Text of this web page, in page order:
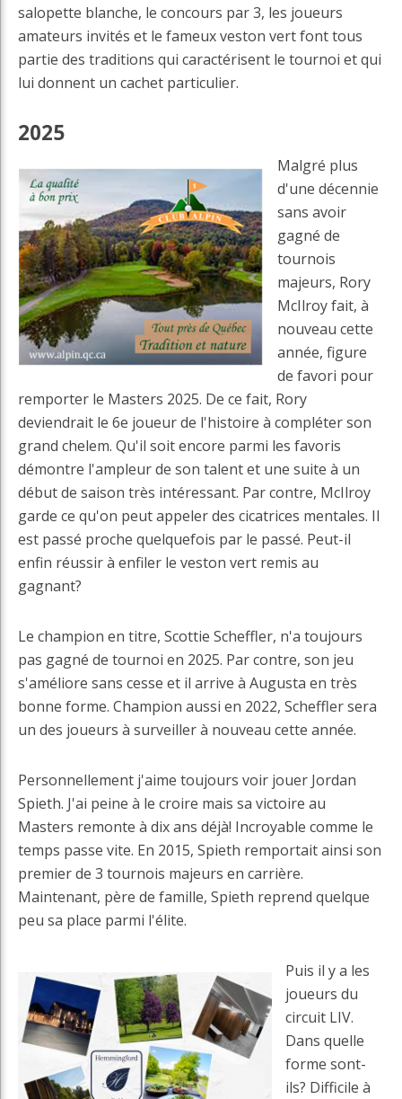
salopette blanche, le concours par 3, les joueurs
amateurs invités et le fameux veston vert font tous
partie des traditions qui caractérisent le tournoi et qui
lui donnent un cachet particulier.
2025
Malgré plus
d'une décennie
sans avoir
gagné de
tournois
majeurs, Rory
McIlroy fait, à
nouveau cette
année, figure
de favori pour
remporter le Masters 2025. De ce fait, Rory
deviendrait le 6e joueur de l'histoire à compléter son
grand chelem. Qu'il soit encore parmi les favoris
démontre l'ampleur de son talent et une suite à un
début de saison très intéressant. Par contre, McIlroy
garde ce qu'on peut appeler des cicatrices mentales. Il
est passé proche quelquefois par le passé. Peut-il
enfin réussir à enfiler le veston vert remis au
gagnant?
Le champion en titre, Scottie Scheffler, n'a toujours
pas gagné de tournoi en 2025. Par contre, son jeu
s'améliore sans cesse et il arrive à Augusta en très
bonne forme. Champion aussi en 2022, Scheffler sera
un des joueurs à surveiller à nouveau cette année.
Personnellement j'aime toujours voir jouer Jordan
Spieth. J'ai peine à le croire mais sa victoire au
Masters remonte à dix ans déjà! Incroyable comme le
temps passe vite. En 2015, Spieth remportait ainsi son
premier de 3 tournois majeurs en carrière.
Maintenant, père de famille, Spieth reprend quelque
peu sa place parmi l'élite.
Puis il y a les
joueurs du
circuit LIV.
Dans quelle
forme sont-
ils? Difficile à